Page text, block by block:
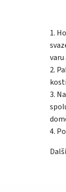
1.
2.
3.
4.